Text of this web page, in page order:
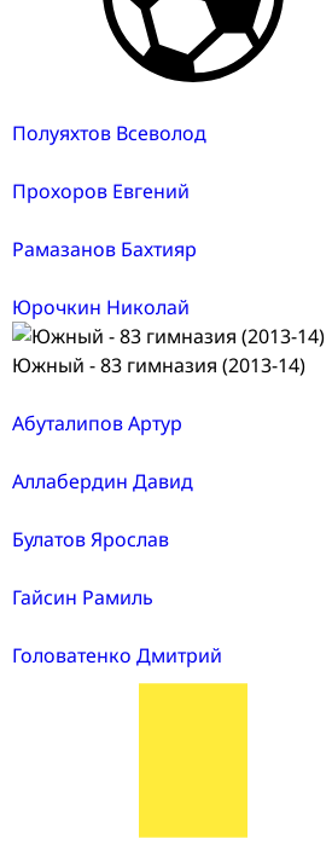
Полуяхтов Всеволод
Прохоров Евгений
Рамазанов Бахтияр
Юрочкин Николай
Южный - 83 гимназия (2013-14)
Абуталипов Артур
Аллабердин Давид
Булатов Ярослав
Гайсин Рамиль
Головатенко Дмитрий